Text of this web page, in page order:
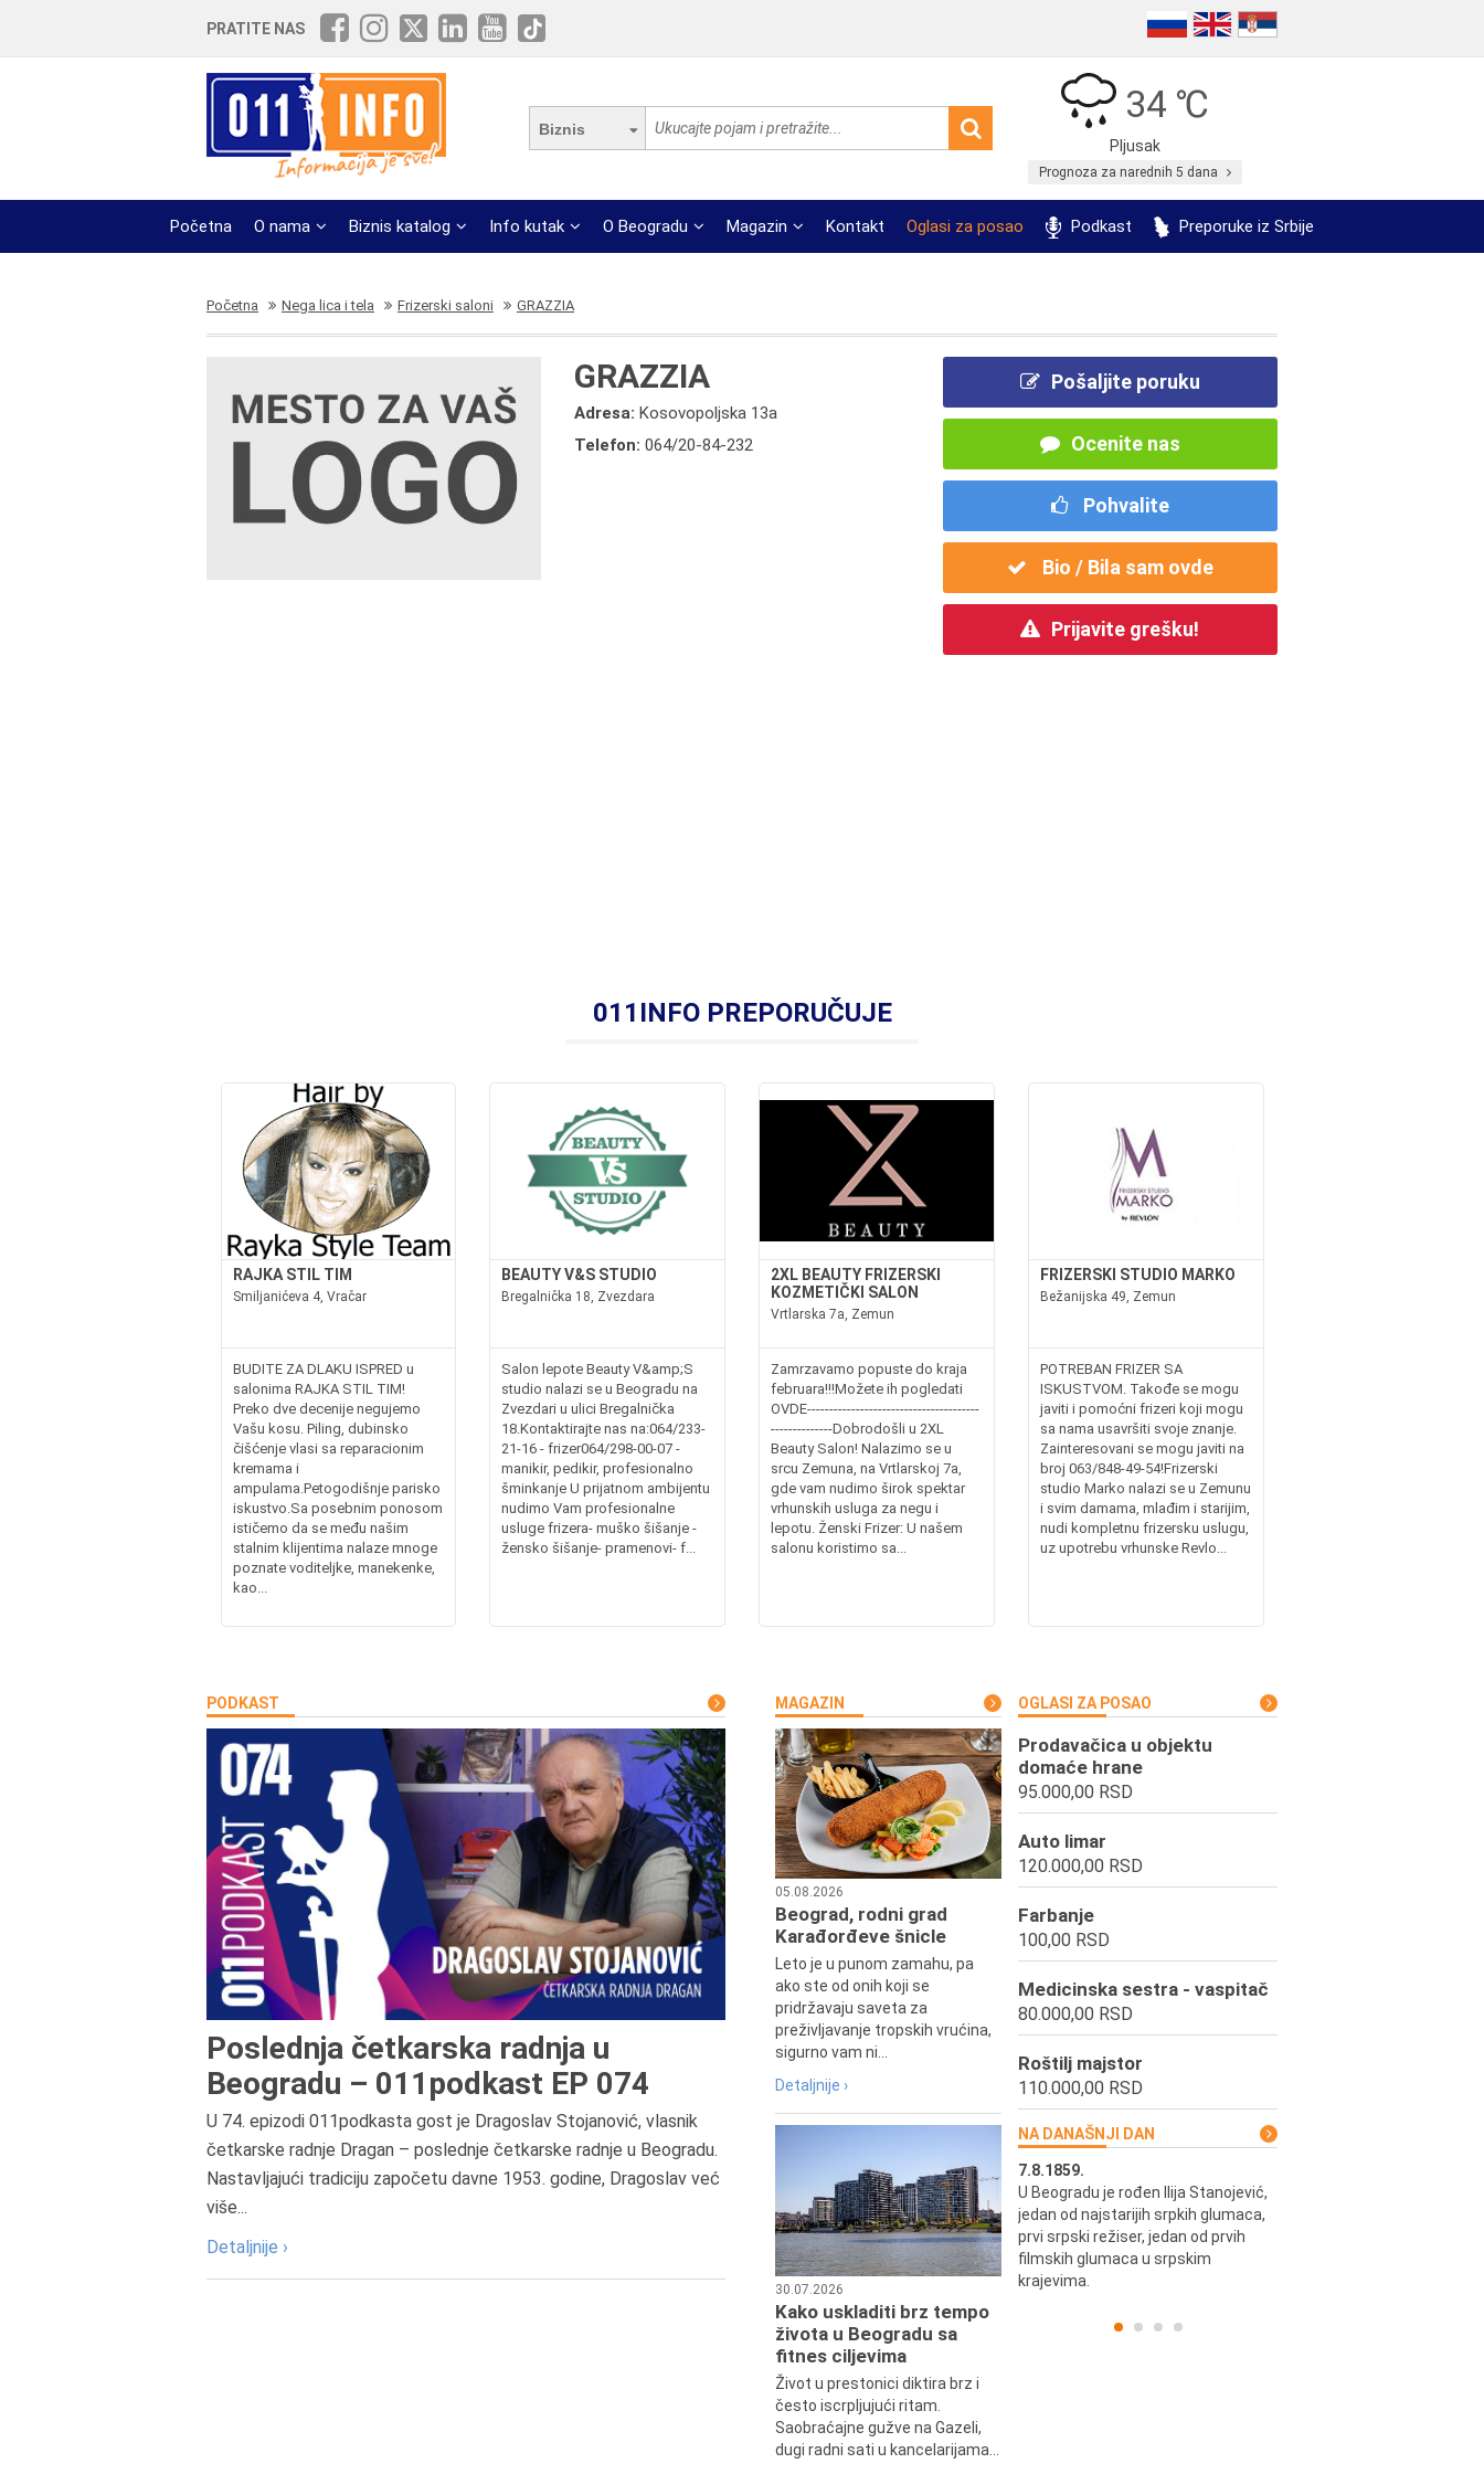
PRATITE NAS
Biznis
34 ℃
Pljusak
Prognoza za narednih 5 dana
Početna O nama Biznis katalog Info kutak O Beogradu Magazin Kontakt Oglasi za posao Podkast Preporuke iz Srbije
Početna Nega lica i tela Frizerski saloni GRAZZIA
GRAZZIA
Adresa:Kosovopoljska 13a
Telefon:064/20-84-232
Pošaljite poruku
Ocenite nas
Pohvalite
Bio / Bila sam ovde
Prijavite grešku!
011INFO PREPORUČUJE
RAJKA STIL TIM
Smiljanićeva 4, Vračar
BUDITE ZA DLAKU ISPRED u
salonima RAJKA STIL TIM!
Preko dve decenije negujemo
Vašu kosu. Piling, dubinsko
čišćenje vlasi sa reparacionim
kremama i
ampulama.Petogodišnje parisko
iskustvo.Sa posebnim ponosom
ističemo da se među našim
stalnim klijentima nalaze mnoge
poznate voditeljke, manekenke,
kao...
BEAUTY V&S STUDIO
Bregalnička 18, Zvezdara
Salon lepote Beauty V&amp;S
studio nalazi se u Beogradu na
Zvezdari u ulici Bregalnička
18.Kontaktirajte nas na:064/233-
21-16 - frizer064/298-00-07 -
manikir, pedikir, profesionalno
šminkanje U prijatnom ambijentu
nudimo Vam profesionalne
usluge frizera- muško šišanje -
žensko šišanje- pramenovi- f...
2XL BEAUTY FRIZERSKI
KOZMETIČKI SALON
Vrtlarska 7a, Zemun
Zamrzavamo popuste do kraja
februara!!!Možete ih pogledati
OVDE---------------------------------------
--------------Dobrodošli u 2XL
Beauty Salon! Nalazimo se u
srcu Zemuna, na Vrtlarskoj 7a,
gde vam nudimo širok spektar
vrhunskih usluga za negu i
lepotu. Ženski Frizer: U našem
salonu koristimo sa...
FRIZERSKI STUDIO MARKO
Bežanijska 49, Zemun
POTREBAN FRIZER SA
ISKUSTVOM. Takođe se mogu
javiti i pomoćni frizeri koji mogu
sa nama usavršiti svoje znanje.
Zainteresovani se mogu javiti na
broj 063/848-49-54!Frizerski
studio Marko nalazi se u Zemunu
i svim damama, mlađim i starijim,
nudi kompletnu frizersku uslugu,
uz upotrebu vrhunske Revlo...
PODKAST
Poslednja četkarska radnja u
Beogradu – 011podkast EP 074
U 74. epizodi 011podkasta gost je Dragoslav Stojanović, vlasnik
četkarske radnje Dragan – poslednje četkarske radnje u Beogradu.
Nastavljajući tradiciju započetu davne 1953. godine, Dragoslav već
više...
Detaljnije ›
MAGAZIN
05.08.2026
Beograd, rodni grad
Karađorđeve šnicle
Leto je u punom zamahu, pa
ako ste od onih koji se
pridržavaju saveta za
preživljavanje tropskih vrućina,
sigurno vam ni...
Detaljnije ›
30.07.2026
Kako uskladiti brz tempo
života u Beogradu sa
fitnes ciljevima
Život u prestonici diktira brz i
često iscrpljujući ritam.
Saobraćajne gužve na Gazeli,
dugi radni sati u kancelarijama...
OGLASI ZA POSAO
Prodavačica u objektu
domaće hrane
95.000,00 RSD
Auto limar
120.000,00 RSD
Farbanje
100,00 RSD
Medicinska sestra - vaspitač
80.000,00 RSD
Roštilj majstor
110.000,00 RSD
NA DANAŠNJI DAN
Preminula je Đurđija Cvetić,
pozorišna, filmska i TV glumica.
7.8.1859.
U Beogradu je rođen Ilija Stanojević,
jedan od najstarijih srpkih glumaca,
prvi srpski režiser, jedan od prvih
filmskih glumaca u srpskim
krajevima.